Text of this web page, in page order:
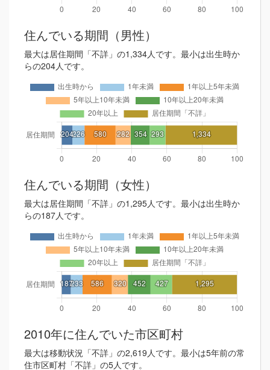
住んでいる期間（男性）
最大は居住期間「不詳」の1,334人です。最小は出生時か
らの204人です。
住んでいる期間（女性）
最大は居住期間「不詳」の1,295人です。最小は出生時か
らの187人です。
2010年に住んでいた市区町村
最大は移動状況「不詳」の2,619人です。最小は5年前の常
住市区町村「不詳」の5人です。